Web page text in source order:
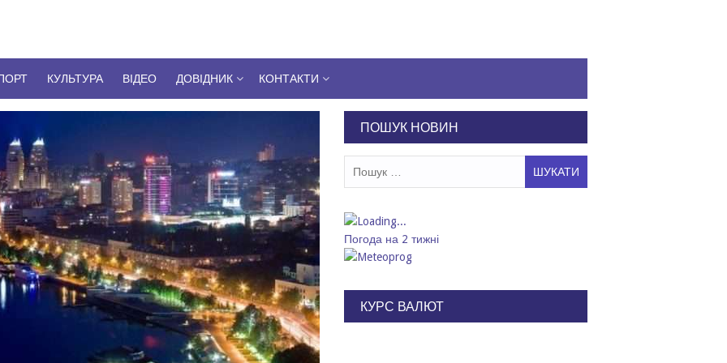
КУЛЬТУРА ВІДЕО ДОВІДНИК КОНТАКТИ
ПОШУК НОВИН
Погода на 2 тижні
КУРС ВАЛЮТ